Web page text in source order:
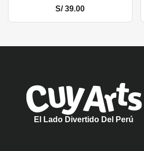
S/39.00
El Lado Divertido Del Perú